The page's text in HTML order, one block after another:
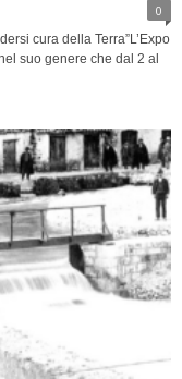
0
cura della Terra”L’Expo
suo genere che dal 2 al